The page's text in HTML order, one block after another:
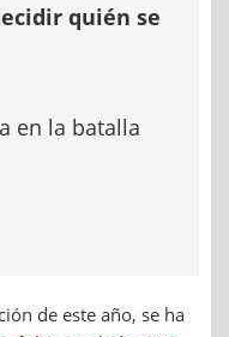
quién se
en la batalla
de este año, se ha